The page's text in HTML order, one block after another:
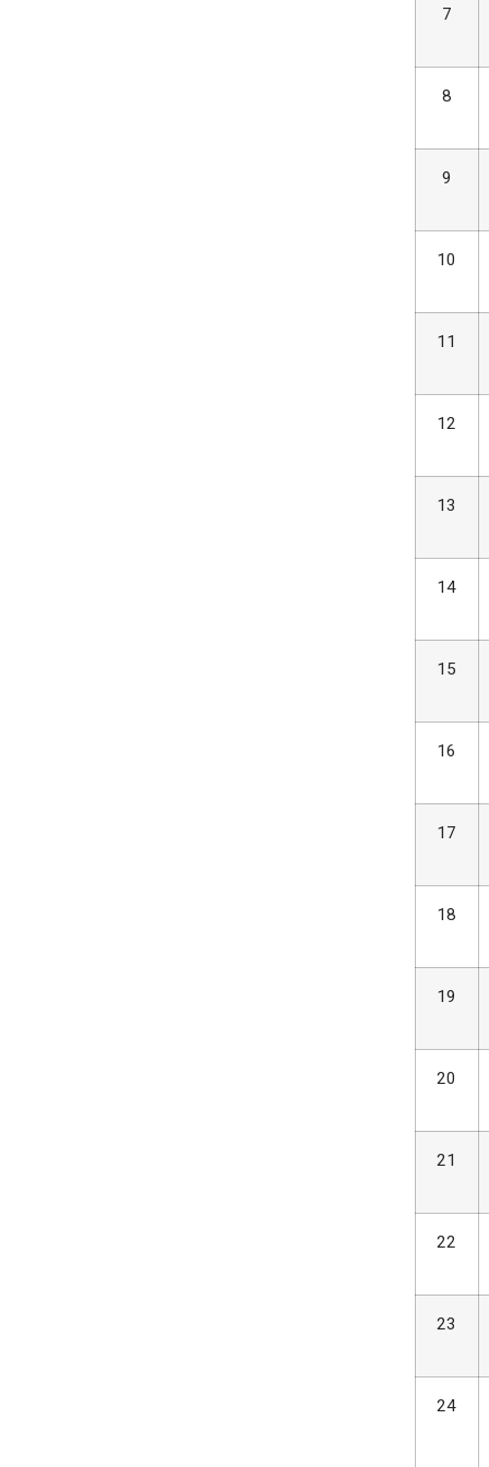
7
8
9
10
11
12
13
14
15
16
17
18
19
20
21
22
23
24